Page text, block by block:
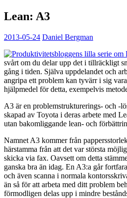
Lean: A3
2013-05-24 Daniel Bergman
svårt om du delar upp det i tillräckligt
gång i tiden. Själva uppdelandet och
angripa ett problem kan tyvärr i sig
hjälpmedel för detta, exempelvis
A3 är en problemstrukturerings- och -
skapad av Toyota i deras arbete med
utan bakomliggande lean- och
Namnet A3 kommer från
härstamma från att det var största
skicka via fax. Oavsett om detta
ganska bra än idag. En A3:a går
och även scanna i normala
än så för att arbeta med ditt problem
förmodligen delas upp i mindre